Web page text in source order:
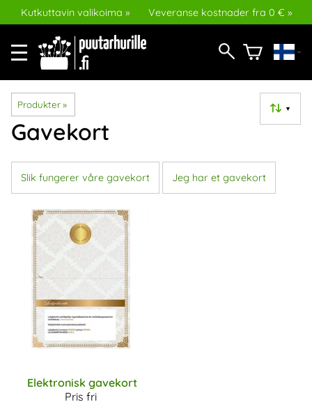
Kutkuttavin valikoima » Veveranse kostnader fra 0 € »
Produkter‪» ▼
Gavekort
Slik fungerer våre gavekort Jeg har et gavekort
Elektronisk gavekort
Pris fri